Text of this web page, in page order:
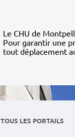
Le CHU de
Pour garantir une
tout déplacement
TOUS LES PORTAILS